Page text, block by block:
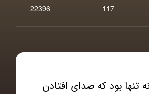
22396 117
تنها بود که صدای افتادن